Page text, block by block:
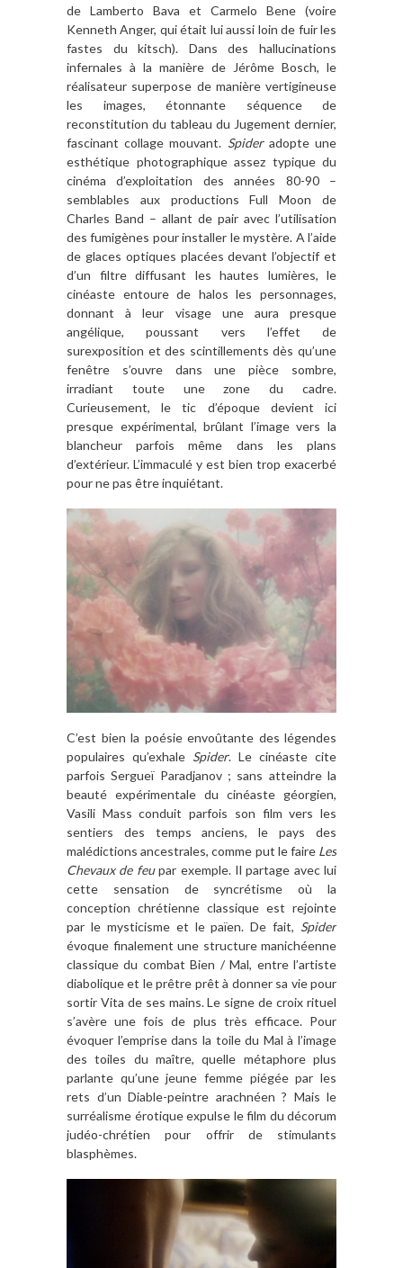
de Lamberto Bava et Carmelo Bene (voire
Kenneth Anger, qui était lui aussi loin de fuir les
fastes du kitsch). Dans des hallucinations
infernales à la manière de Jérôme Bosch, le
réalisateur superpose de manière vertigineuse
les images, étonnante séquence de
reconstitution du tableau du Jugement dernier,
fascinant collage mouvant. Spider adopte une
esthétique photographique assez typique du
cinéma d’exploitation des années 80-90 –
semblables aux productions Full Moon de
Charles Band – allant de pair avec l’utilisation
des fumigènes pour installer le mystère. A l’aide
de glaces optiques placées devant l’objectif et
d’un filtre diffusant les hautes lumières, le
cinéaste entoure de halos les personnages,
donnant à leur visage une aura presque
angélique, poussant vers l’effet de
surexposition et des scintillements dès qu’une
fenêtre s’ouvre dans une pièce sombre,
irradiant toute une zone du cadre.
Curieusement, le tic d’époque devient ici
presque expérimental, brûlant l’image vers la
blancheur parfois même dans les plans
d’extérieur. L’immaculé y est bien trop exacerbé
pour ne pas être inquiétant.
C’est bien la poésie envoûtante des légendes
populaires qu’exhale Spider. Le cinéaste cite
parfois Sergueï Paradjanov ; sans atteindre la
beauté expérimentale du cinéaste géorgien,
Vasili Mass conduit parfois son film vers les
sentiers des temps anciens, le pays des
malédictions ancestrales, comme put le faire Les
Chevaux de feupar exemple. Il partage avec lui
cette sensation de syncrétisme où la
conception chrétienne classique est rejointe
par le mysticisme et le païen. De fait, Spider
évoque finalement une structure manichéenne
classique du combat Bien / Mal, entre l’artiste
diabolique et le prêtre prêt à donner sa vie pour
sortir Vita de ses mains. Le signe de croix rituel
s’avère une fois de plus très efficace. Pour
évoquer l’emprise dans la toile du Mal à l’image
des toiles du maître, quelle métaphore plus
parlante qu’une jeune femme piégée par les
rets d’un Diable-peintre arachnéen ? Mais le
surréalisme érotique expulse le film du décorum
judéo-chrétien pour offrir de stimulants
blasphèmes.